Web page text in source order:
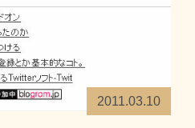
2011.03.10